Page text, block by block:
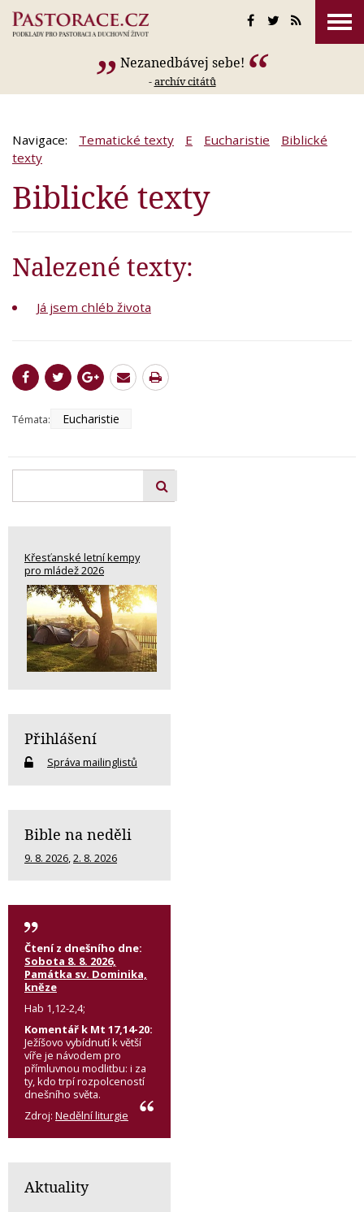
Nezanedbávej sebe!
-archív citátů
Navigace: Tematické texty E Eucharistie
Biblické
texty
Biblické texty
Nalezené texty:
Já jsem chléb života
Témata: Eucharistie
Křesťanské letní kempy
pro mládež 2026
Přihlášení
Správa mailinglistů
Bible na neděli
9. 8. 2026,2. 8. 2026
Čtení z dnešního dne:
Sobota 8. 8. 2026,
Památka sv. Dominika,
kněze
Hab 1,12-2,4;
Komentář k Mt 17,14-20:
Ježíšovo vybídnutí k větší
víře je návodem pro
přímluvnou modlitbu: i za
ty, kdo trpí rozpolceností
dnešního světa.
Zdroj: Nedělní liturgie
Aktuality